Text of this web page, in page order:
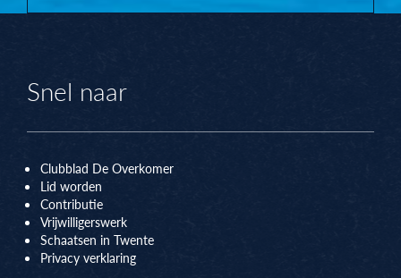
Snel naar
Clubblad De Overkomer
Lid worden
Contributie
Vrijwilligerswerk
Schaatsen in Twente
Privacy verklaring